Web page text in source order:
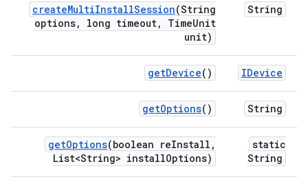
String
createMultiInstallSession(String
options, long timeout, TimeUnit
unit)
IDevice
getDevice()
String
getOptions()
static
String
getOptions(boolean reInstall ,
List<String> installOptions)